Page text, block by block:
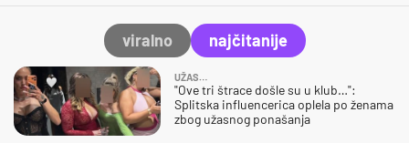
viralno najčitanije
UŽAS…
"Ove tri štrace došle su u klub…":
Splitska influencerica oplela po ženama
zbog užasnog ponašanja